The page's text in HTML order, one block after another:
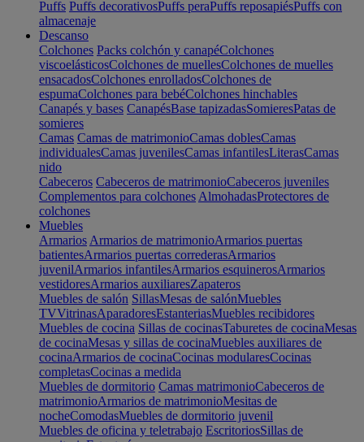
Puffs Puffs decorativosPuffs peraPuffs reposapiésPuffs con
almacenaje
Descanso
Colchones Packs colchón y canapéColchones
viscoelásticosColchones de muellesColchones de muelles
ensacadosColchones enrolladosColchones de
espumaColchones para bebéColchones hinchables
Canapés y bases CanapésBase tapizadasSomieresPatas de
somieres
Camas Camas de matrimonioCamas doblesCamas
individualesCamas juvenilesCamas infantilesLiterasCamas
nido
Cabeceros Cabeceros de matrimonioCabeceros juveniles
Complementos para colchones AlmohadasProtectores de
colchones
Muebles
Armarios Armarios de matrimonioArmarios puertas
batientesArmarios puertas correderasArmarios
juvenilArmarios infantilesArmarios esquinerosArmarios
vestidoresArmarios auxiliaresZapateros
Muebles de salón SillasMesas de salónMuebles
TVVitrinasAparadoresEstanteriasMuebles recibidores
Muebles de cocina Sillas de cocinasTaburetes de cocinaMesas
de cocinaMesas y sillas de cocinaMuebles auxiliares de
cocinaArmarios de cocinaCocinas modularesCocinas
completasCocinas a medida
Muebles de dormitorio Camas matrimonioCabeceros de
matrimonioArmarios de matrimonioMesitas de
nocheComodasMuebles de dormitorio juvenil
Muebles de oficina y teletrabajo EscritoriosSillas de